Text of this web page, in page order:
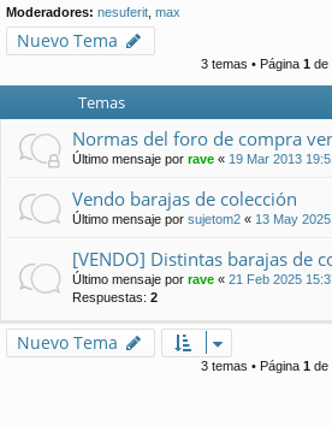
Moderadores: nesuferit max
Nuevo Tema
3 temas • Página 1de
Temas
Normas del foro de compra
Último mensaje por rave « 19 Mar 2013
Vendo barajas de colección
Último mensaje por sujetom2 « 13 May
[VENDO] Distintas barajas de
Último mensaje por rave « 21 Feb 2025
Respuestas: 2
Nuevo Tema
3 temas • Página 1de